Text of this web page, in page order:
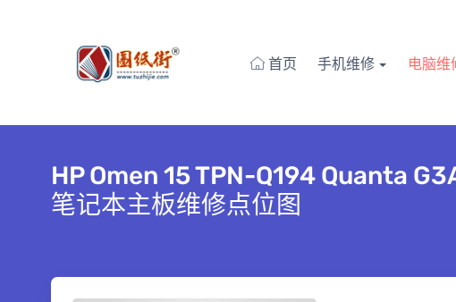
首页 手机维修 电脑维
HP Omen 15 TPN-Q194 Quanta
笔记本主板维修点位图